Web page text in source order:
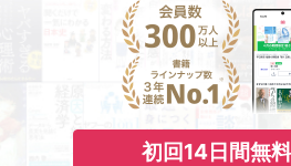
初回14日間無